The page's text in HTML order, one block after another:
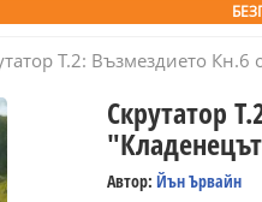
Т.2: Възмездието Кн.6
Скрутатор
Автор: Йън Ървайн